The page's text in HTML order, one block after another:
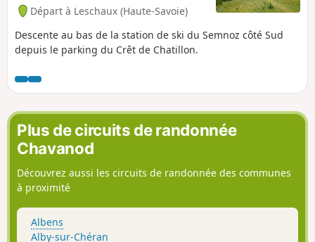
Départ à Leschaux (Haute-Savoie)
Descente au bas de la station de ski du Semnoz côté Sud
depuis le parking du Crêt de Chatillon.
Plus de circuits de randonnée
Chavanod
Découvrez aussi les circuits de randonnée des communes
à proximité
Albens
Alby-sur-Chéran